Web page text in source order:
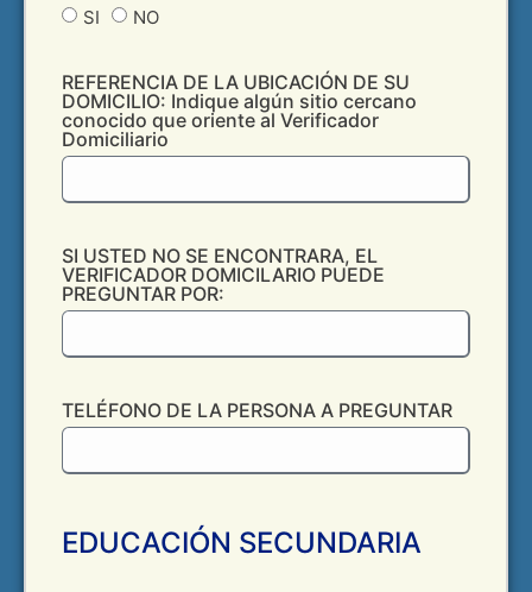
SI NO
REFERENCIA DE LA UBICACIÓN DE SU
DOMICILIO: Indique algún sitio cercano
conocido que oriente al Verificador
Domiciliario
SI USTED NO SE ENCONTRARA, EL
VERIFICADOR DOMICILARIO PUEDE
PREGUNTAR POR:
TELÉFONO DE LA PERSONA A PREGUNTAR
EDUCACIÓN SECUNDARIA